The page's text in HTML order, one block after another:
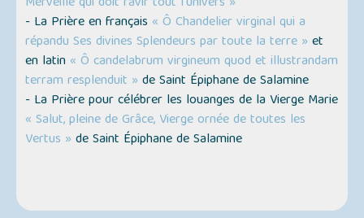
- La Prière en français « Ô Chandelier virginal qui a
répandu Ses divines Splendeurs par toute la terre » et
en latin « Ô candelabrum virgineum quod et illustrandam
terram resplenduit » de Saint Épiphane de Salamine
- La Prière pour célébrer les louanges de la Vierge Marie
« Salut, pleine de Grâce, Vierge ornée de toutes les
Vertus » de Saint Épiphane de Salamine